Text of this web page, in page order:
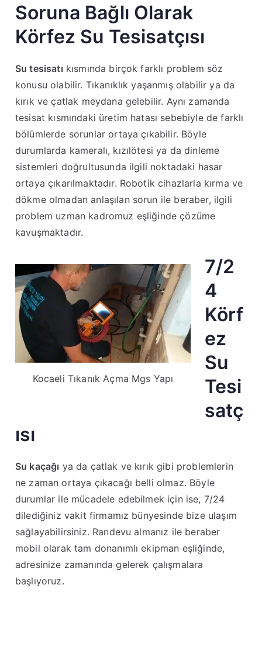
Soruna Bağlı Olarak
Körfez Su Tesisatçısı
Su tesisatı kısmında birçok farklı problem söz
konusu olabilir. Tıkanıklık yaşanmış olabilir ya da
kırık ve çatlak meydana gelebilir. Aynı zamanda
tesisat kısmındaki üretim hatası sebebiyle de farklı
bölümlerde sorunlar ortaya çıkabilir. Böyle
durumlarda kameralı, kızılötesi ya da dinleme
sistemleri doğrultusunda ilgili noktadaki hasar
ortaya çıkarılmaktadır. Robotik cihazlarla kırma ve
dökme olmadan anlaşılan sorun ile beraber, ilgili
problem uzman kadromuz eşliğinde çözüme
kavuşmaktadır.
Kocaeli Tıkanık Açma Mgs Yapı
7/2
4
Körf
ez
Su
Tesi
satç
ısı
Su kaçağı ya da çatlak ve kırık gibi problemlerin
ne zaman ortaya çıkacağı belli olmaz. Böyle
durumlar ile mücadele edebilmek için ise, 7/24
dilediğiniz vakit firmamız bünyesinde bize ulaşım
sağlayabilirsiniz. Randevu almanız ile beraber
mobil olarak tam donanımlı ekipman eşliğinde,
adresinize zamanında gelerek çalışmalara
başlıyoruz.